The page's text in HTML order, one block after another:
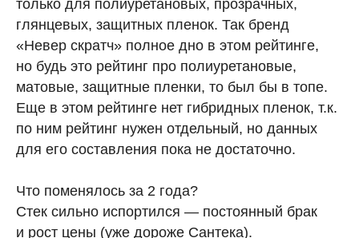
только для полиуретановых, прозрачных,
глянцевых, защитных пленок. Так бренд
«Невер скратч» полное дно в этом рейтинге,
но будь это рейтинг про полиуретановые,
матовые, защитные пленки, то был бы в топе.
Еще в этом рейтинге нет гибридных пленок, т.к.
по ним рейтинг нужен отдельный, но данных
для его составления пока не достаточно.
Что поменялось за 2 года?
Стек сильно испортился — постоянный брак
и рост цены (уже дороже Сантека).